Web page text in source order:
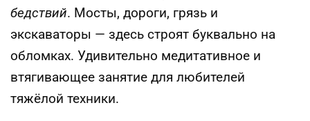
бедствий. Мосты, дороги, грязь и
экскаваторы — здесь строят буквально на
обломках. Удивительно медитативное и
втягивающее занятие для любителей
тяжёлой техники.